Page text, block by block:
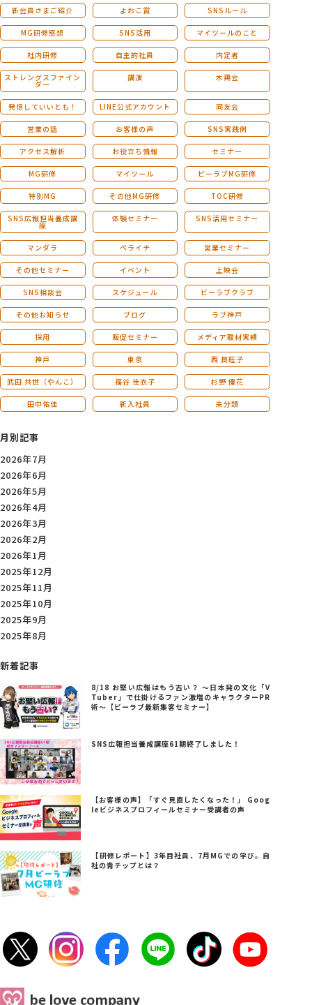
新会員さまご紹介 よおこ賞 SNSルール
MG研修感想 SNS活用 マイツールのこと
社内研修 自主的社員 内定者
ストレングスファイン
ダー
講演 木鶏会
発信していいとも！ LINE公式アカウント 同友会
営業の話 お客様の声 SNS実践例
アクセス解析 お役立ち情報 セミナー
MG研修 マイツール ビーラブMG研修
特別MG その他MG研修 TOC研修
SNS広報担当養成講
座
体験セミナー SNS活用セミナー
マンダラ ペライチ 営業セミナー
その他セミナー イベント 上映会
SNS相談会 スケジュール ビーラブクラブ
その他お知らせ ブログ ラブ神戸
採用 販促セミナー メディア取材実績
神戸 東京 西 良旺子
武田 共世（やんこ） 福谷 佳衣子 杉野 優花
田中佑佳 新入社員 未分類
月別記事
2026年7月
2026年6月
2026年5月
2026年4月
2026年3月
2026年2月
2026年1月
2025年12月
2025年11月
2025年10月
2025年9月
2025年8月
新着記事
8/18 お堅い広報はもう古い？ ～日本発の文化「V
Tuber」で仕掛けるファン激増のキャラクターPR
術～【ビーラブ最新集客セミナー】
SNS広報担当養成講座61期終了しました！
【お客様の声】「すぐ見直したくなった！」 Goog
leビジネスプロフィールセミナー受講者の声
【研修レポート】3年目社員、7月MGでの学び。自
社の青チップとは？